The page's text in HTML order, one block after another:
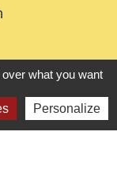
what you want
Personalize